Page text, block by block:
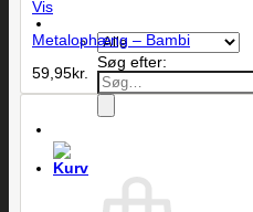
Søg efter:
Vis
Metalophæng – Bambi
59,95kr.